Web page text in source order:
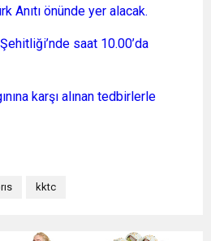
Anıtı önünde yer alacak.
saat 10.00’da
karşı alınan tedbirlerle
kktc